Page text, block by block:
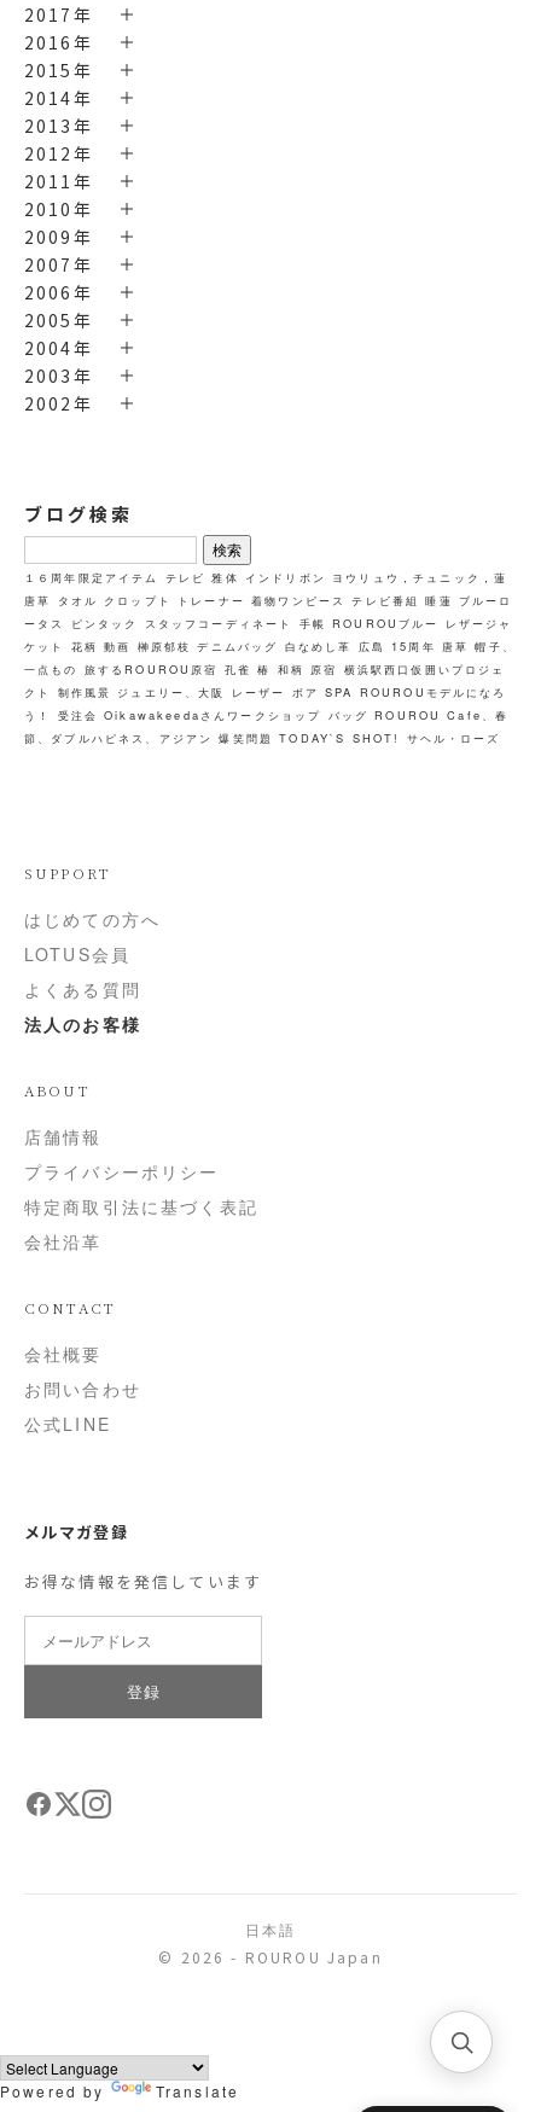
2017年
2016年
2015年
2014年
2013年
2012年
2011年
2010年
2009年
2007年
2006年
2005年
2004年
2003年
2002年
ブログ検索
検
索:
１６周年限定アイテム テレビ 雅体 インドリボン
ヨウリュウ，チュニック，蓮
唐草
タオル クロップト トレーナー 着物ワンピース テレビ番組 睡蓮 ブルーロ
ータス
ピンタック スタッフコーディネート 手帳 ROUROUブルー
レザージャ
ケット
花柄 動画 榊原郁枝 デニムバッグ 白なめし革 広島 15周年 唐草 帽子、
一点もの 旅するROUROU原宿 孔雀 椿 和柄 原宿 横浜駅西口仮囲いプロジェ
クト
制作風景 ジュエリー、大阪 レーザー ボア SPA ROUROUモデルになろ
う！
受注会 Oikawakeedaさんワークショップ バッグ ROUROU Cafe、春
節、ダブルハピネス、アジアン
爆笑問題 TODAY`S SHOT! サヘル・ローズ
SUPPORT
はじめての方へ
LOTUS会員
よくある質問
法人のお客様
ABOUT
店舗情報
プライバシーポリシー
特定商取引法に基づく表記
会社沿革
CONTACT
会社概要
お問い合わせ
公式LINE
メルマガ登録
お得な情報を発信しています
登録
日本語
© 2026 - ROUROU Japan
Powered by Translate